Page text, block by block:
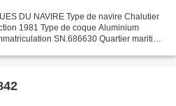
DU NAVIRE Type de navire Chalutier
1981 Type de coque Aluminium
SN.686630 Quartier maritime